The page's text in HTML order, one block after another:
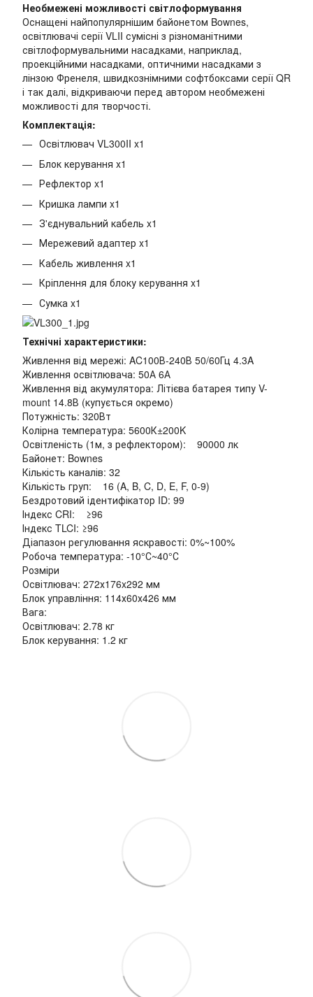
Необмежені можливості світлоформування
Оснащені найпопулярнішим байонетом Bownes,
освітлювачі серії VLII сумісні з різноманітними
світлоформувальними насадками, наприклад,
проекційними насадками, оптичними насадками з
лінзою Френеля, швидкознімними софтбоксами серії QR
і так далі, відкриваючи перед автором необмежені
можливості для творчості.
Комплектація:
Освітлювач VL300II x1
Блок керування x1
Рефлектор x1
Кришка лампи x1
З'єднувальний кабель x1
Мережевий адаптер x1
Кабель живлення x1
Кріплення для блоку керування x1
Сумка x1
Технічні характеристики:
Живлення від мережі: AC100В-240В 50/60Гц 4.3A
Живлення освітлювача: 50А 6А
Живлення від акумулятора: Літієва батарея типу V-
mount 14.8В (купується окремо)
Потужність: 320Вт
Колірна температура: 5600К±200K
Освітленість (1м, з рефлектором): 90000 лк
Байонет: Bownes
Кількість каналів: 32
Кількість груп: 16 (A, B, C, D, E, F, 0-9)
Бездротовий ідентифікатор ID: 99
Індекс CRI: ≥96
Індекс TLCI: ≥96
Діапазон регулювання яскравості: 0%~100%
Робоча температура: -10°С~40°С
Розміри
Освітлювач: 272х176x292 мм
Блок управління: 114х60х426 мм
Вага:
Освітлювач: 2.78 кг
Блок керування: 1.2 кг